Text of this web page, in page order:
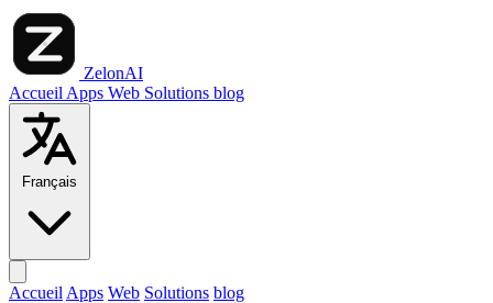
ZelonAI
Accueil Apps Web Solutions blog
Français
Accueil Apps Web Solutions blog